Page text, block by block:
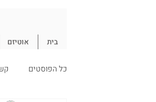
בית אוטיזם
כל הפוסטים